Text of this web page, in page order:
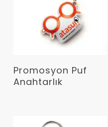
Devamını Oku
Promosyon Puf
Anahtarlık